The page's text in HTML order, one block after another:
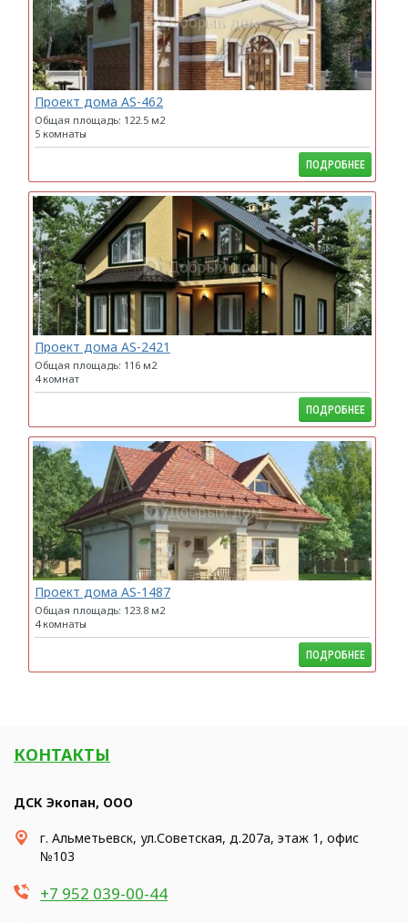
Проект дома AS-462
Общая площадь: 122.5 м2
5 комнаты
ПОДРОБНЕЕ
Проект дома AS-2421
Общая площадь: 116 м2
4 комнат
ПОДРОБНЕЕ
Проект дома AS-1487
Общая площадь: 123.8 м2
4 комнаты
ПОДРОБНЕЕ
КОНТАКТЫ
ДСК Экопан, ООО
г. Альметьевск, ул.Советская, д.207а, этаж 1, офис
№103
+7 952 039-00-44